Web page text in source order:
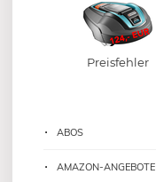
Preisfehler
ABOS
AMAZON-ANGEBOTE